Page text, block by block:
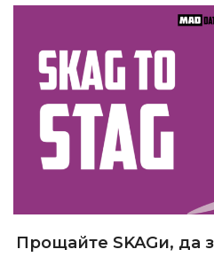
Прощайте SKAGи, да